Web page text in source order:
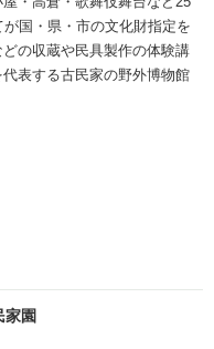
国・県・市の文化財指定を
の収蔵や民具製作の体験講
表する古民家の野外博物館
家園